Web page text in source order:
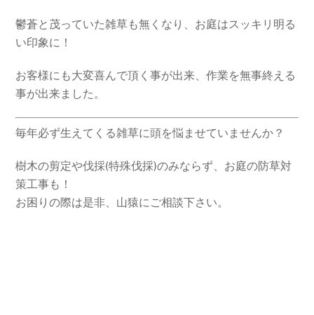
鬱蒼と茂っていた雑草も無くなり、お庭はスッキリ明る
い印象に！
お客様にも大変喜んで頂く事が出来、作業を無事終える
事が出来ました。
毎年必ず生えてくる雑草に頭を悩ませていませんか？
樹木の剪定や伐採(特殊伐採)のみならず、お庭の防草対
策工事も！
お困りの際は是非、山猿にご相談下さい。